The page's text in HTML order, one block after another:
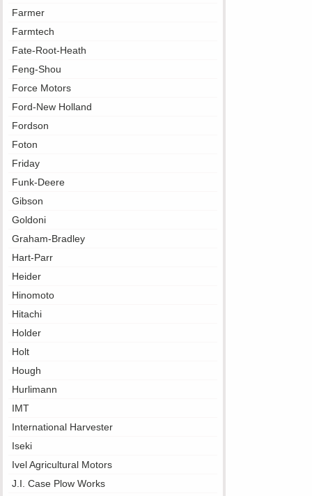
Farmer
Farmtech
Fate-Root-Heath
Feng-Shou
Force Motors
Ford-New Holland
Fordson
Foton
Friday
Funk-Deere
Gibson
Goldoni
Graham-Bradley
Hart-Parr
Heider
Hinomoto
Hitachi
Holder
Holt
Hough
Hurlimann
IMT
International Harvester
Iseki
Ivel Agricultural Motors
J.I. Case Plow Works